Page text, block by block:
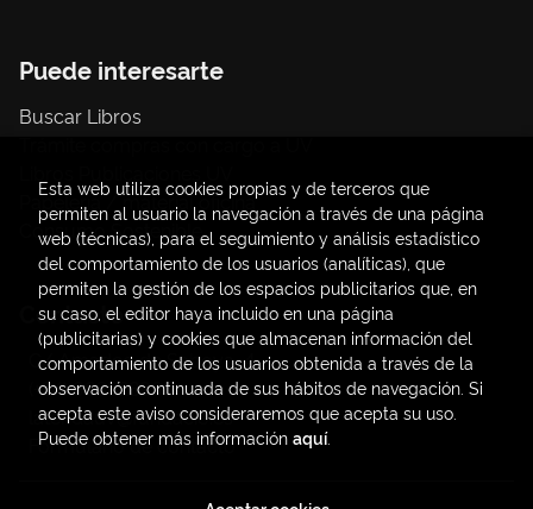
Puede interesarte
Buscar Libros
Papelería / material oficina
Consumo Sostenible
Contacto
C/ Amadeo de Saboya, 4
(+34) 963828968
latendauv@fundacio.es
Formulario de contacto
Esta web utiliza cookies propias y de terceros que
permiten al usuario la navegación a través de una página
web (técnicas), para el seguimiento y análisis estadístico
del comportamiento de los usuarios (analíticas), que
permiten la gestión de los espacios publicitarios que, en
su caso, el editor haya incluido en una página
(publicitarias) y cookies que almacenan información del
comportamiento de los usuarios obtenida a través de la
observación continuada de sus hábitos de navegación. Si
acepta este aviso consideraremos que acepta su uso.
Puede obtener más información aquí.